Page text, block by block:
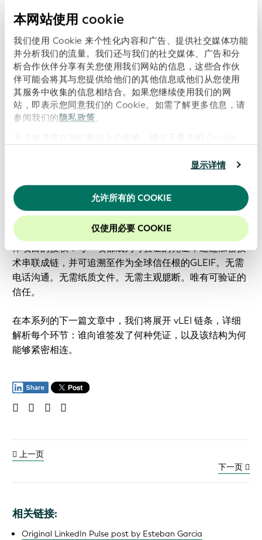
本网站使用 cookie
我们使用 Cookie 来个性化内容和广告、提供社交媒体功能
并分析我们的流量。我们还与我们的社交媒体、广告和分
析合作伙伴分享有关您使用我们网站的信息，这些合作伙
伴可能会将其与您提供给他们的其他信息或他们从您使用
其服务中收集的信息相结合。如果您继续使用我们的网
站，即表示您同意我们的 Cookie。如需了解更多信息，请
参阅我们的隐私政策 。
显示详情
允许所有的 COOKIE
仅使用必要 COOKIE
的人是否有权这样做？
让我们追溯一下链条：商业注册机构完成了公司注册。公
司董事会通过决议，授权特定高管代表公司行事。首席执
行官签署了合同。但首席执行官无法参与该项目的每一项
事务，因此将该特定项目的日常工作授权委托给了运营副
总裁。 采购官员现在必须核实所有环节：该公司是否真实
存在？签署合同的人是否确为首席执行官？运营副总裁是
如今，这些核查需要公证文件、海牙认证、经认证的翻
能需要数周时间。借助 vLEI，采购专员只需几秒钟即可通
过加密方式验证整个链条，无需致电任何人。
公司的存续状态、CEO的职务身份，以及副总裁针对该具
体项目的授权：每一项都成为可验证的凭证，通过加密技
术串联成链，并可追溯至作为全球信任根的GLEIF。无需
电话沟通。无需纸质文件。无需主观臆断。唯有可验证的
信任。
在本系列的下一篇文章中，我们将展开 vLEI 链条，详细
解析每个环节：谁向谁签发了何种凭证，以及该结构为何
能够紧密相连。
上一页
下一页
相关链接:
Original LinkedIn Pulse post by Esteban Garcia